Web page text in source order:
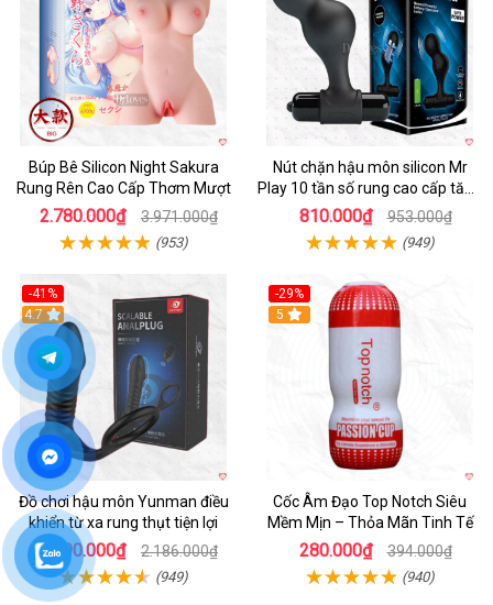
Búp Bê Silicon Night Sakura
Rung Rên Cao Cấp Thơm Mượt
2.780.000₫ 3.971.000₫
(953)
Nút chặn hậu môn silicon Mr
Play 10 tần số rung cao cấp tăng
khoái cảm
810.000₫ 953.000₫
(949)
-41%
Hot
4.7
Đồ chơi hậu môn Yunman điều
khiển từ xa rung thụt tiện lợi
1.290.000₫ 2.186.000₫
(949)
-29%
5
Cốc Âm Đạo Top Notch Siêu
Mềm Mịn – Thỏa Mãn Tinh Tế
280.000₫ 394.000₫
(940)